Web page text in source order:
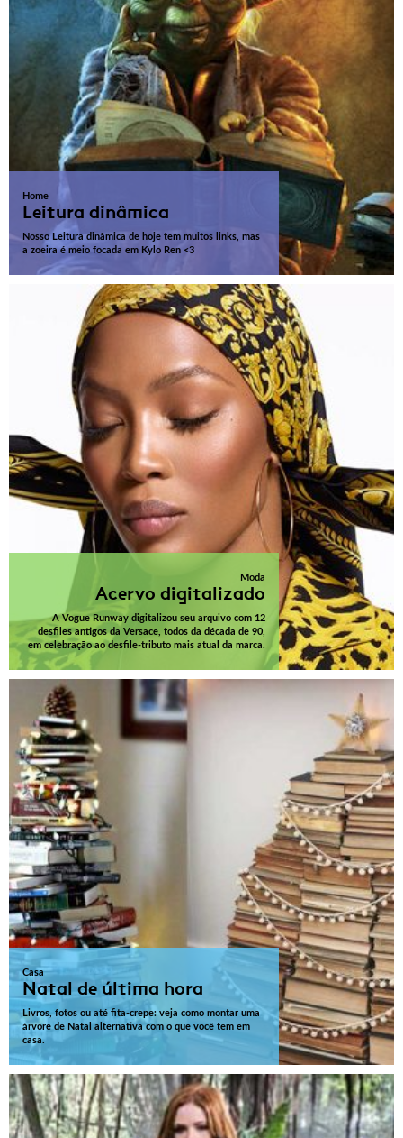
Home
Leitura dinâmica
Nosso Leitura dinâmica de hoje tem muitos links, mas
a zoeira é meio focada em Kylo Ren <3
Moda
Acervo digitalizado
A Vogue Runway digitalizou seu arquivo com 12
desfiles antigos da Versace, todos da década de 90,
em celebração ao desfile-tributo mais atual da marca.
Casa
Natal de última hora
Livros, fotos ou até fita-crepe: veja como montar uma
árvore de Natal alternativa com o que você tem em
casa.